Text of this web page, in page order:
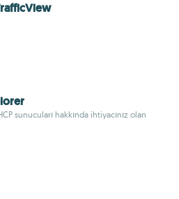
sunucuları hakkında ihtiyacınız olan